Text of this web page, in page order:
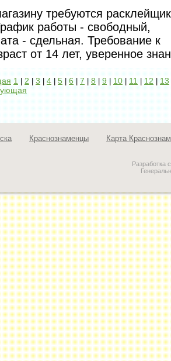
требуются
работы - свободный,
- сдельная. Требование к
от 14 лет, уверенное
1 | 2 |3|4|5|6| 7 |8 |9|10 |11 | 12|13
Краснознаменцы Карта
Разработка